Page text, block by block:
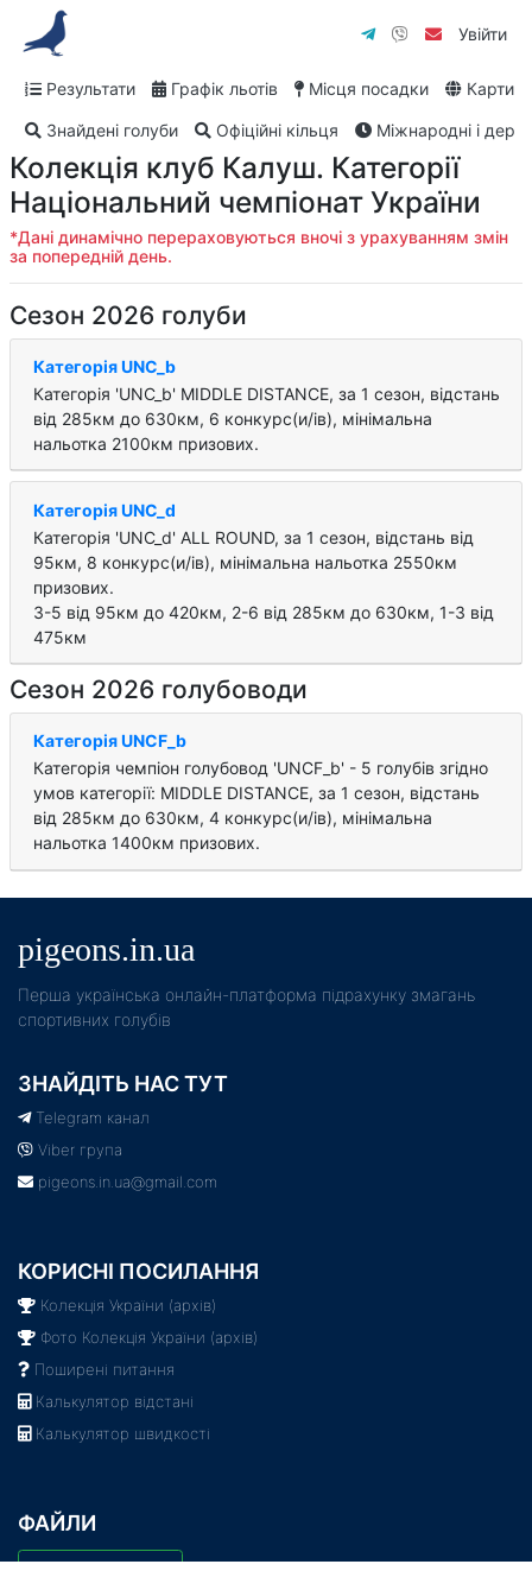
Увійти
Результати Графік льотів Місця посадки Карти
Знайдені голуби Офіційні кільця Міжнародні і
Колекція клуб Калуш. Категорії
Національний чемпіонат України
*Дані динамічно перераховуються вночі з урахуванням змін
за попередній день.
Сезон 2026 голуби
Категорія UNC_b
Категорія 'UNC_b' MIDDLE DISTANCE, за 1 cезон, відстань
від 285км до 630км, 6 конкурс(и/ів), мінімальна
нальотка 2100км призових.
Категорія UNC_d
Категорія 'UNC_d' ALL ROUND, за 1 cезон, відстань від
95км, 8 конкурс(и/ів), мінімальна нальотка 2550км
призових.
3-5 від 95км до 420км, 2-6 від 285км до 630км, 1-3 від
475км
Сезон 2026 голубоводи
Категорія UNCF_b
Категорія чемпіон голубовод 'UNCF_b' - 5 голубів згідно
умов категорії: MIDDLE DISTANCE, за 1 cезон, відстань
від 285км до 630км, 4 конкурс(и/ів), мінімальна
нальотка 1400км призових.
pigeons.in.ua
Пeрша українська онлайн-платформа підрахунку змагань
спортивних голубів
ЗНАЙДІТЬ НАС ТУТ
Telegram канал
Viber група
pigeons.in.ua@gmail.com
КОРИСНІ ПОСИЛАННЯ
Колекція України (архів)
Фото Колекція України (архів)
Поширені питання
Калькулятор відстані
Калькулятор швидкості
ФАЙЛИ